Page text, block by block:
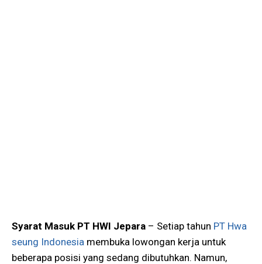
Syarat Masuk PT HWI Jepara – Setiap tahun PT Hwa
seung Indonesia membuka lowongan kerja untuk
beberapa posisi yang sedang dibutuhkan. Namun,